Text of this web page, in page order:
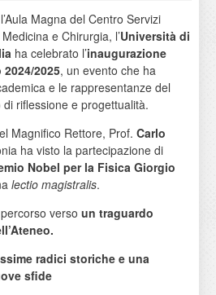
Magna del Centro Servizi
e Chirurgia, l’Università di
ha celebrato l’inaugurazione
2025, un evento che ha
e le rappresentanze del
riflessione e progettualità.
Magnifico Rettore, Prof. Carlo
ha visto la partecipazione di
Nobel per la Fisica Giorgio
lectio magistralis.
verso un traguardo
radici storiche e una
sfide